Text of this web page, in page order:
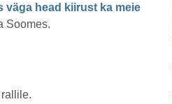
väga head kiirust ka meie
Soomes.